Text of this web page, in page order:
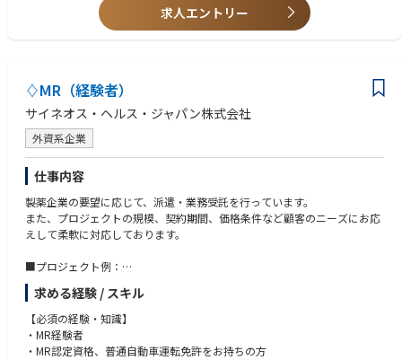
・生化学検査装置
・その他関連する医療機器・ITシステム
医療機関はIT技術の導入に積極的です。
その中で電子カルテを始めとする基幹システムや各診療部門システムはす
でに医療施設に普及しています。
そのような状況の中で院内の各診療部門システム同士の医療データを一元
化・統合し、さらには電子カルテ等の基幹システムとデータを共有して、
医師の診断から治療までを支援する「診療統合システム」の潜在ニーズが
あります。
【教育環境】
個人の経験・能力に応じますが、基本的にはじめの1～2年は、経験豊かな
最新の業界用語などは社内掲示板などで情報共有するなど、ノウハウの共
有は社内を挙げて行っています。
求人エントリー
♢MR（経験者）
サイネオス・ヘルス・ジャパン株式会社
外資系企業
仕事内容
製薬企業の要望に応じて、派遣・業務受託を行っています。
また、プロジェクトの規模、契約期間、価格条件など顧客のニーズにお応
えして柔軟に対応しております。
■プロジェクト例：
・各疾患領域（糖尿病、循環器、消化器、オンコロジー、希少疾患など）
に網羅的に対応
・製品（新薬、長期収載品、ジェネリック医薬品）の対応
施設（DPC病院、大学病院、基幹病院、保険薬局本部／店舗、特約店な
ど）の対応
求める経験 / スキル
【必須の経験・知識】
・MR経験者
・MR認定資格、普通自動車運転免許をお持ちの方